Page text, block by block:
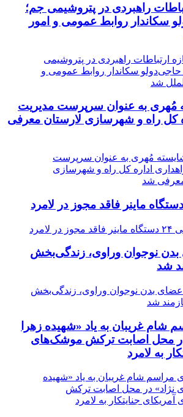
راهبردی در پتروشیمی جم؛
سکاندار روابط عمومی و امور
مُهری به عنوان سرپرست مدیریت
کل راه و شهرسازی لارستان معرفی
بدن نوجوان وراوی، زندگی‌بخش
شد
شام غریبان به یاد «شهیده زهرا
در محل اصابت ترکش موشک‌های
به لامرد